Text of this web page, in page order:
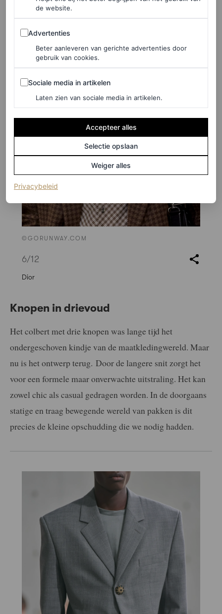
©GORUNWAY.COM
6/12
Dior
Knopen in drievoud
Het colbert met drie knopen was lange tijd het
ondergeschoven kindje van de maatkledingwereld. Maar
nu is het ontwerp terug. Door de langere snit zorgt het
voor een formele maar onverwachte uitstraling. Het kan
zowel chic als casual gedragen worden. In de doorgaans
statige en traag bewegende wereld van pakken is dit
precies de kleine opschudding die we nodig hadden.
de website.
Advertenties
Advertenties
Beter aanleveren van gerichte advertenties door
gebruik van cookies.
Sociale media in artikelen
Sociale media in artikelen
Laten zien van sociale media in artikelen.
Accepteer alles
Selectie opslaan
Weiger alles
Privacybeleid